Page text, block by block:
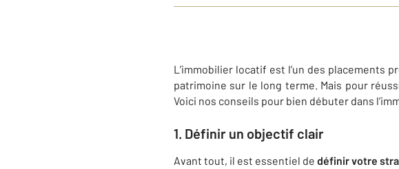
L’immobilier locatif est l’un des placements
patrimoine sur le long terme. Mais pour
Voici nos conseils pour bien débuter dans
1. Définir un objectif clair
Avant tout, il est essentiel de définir votre